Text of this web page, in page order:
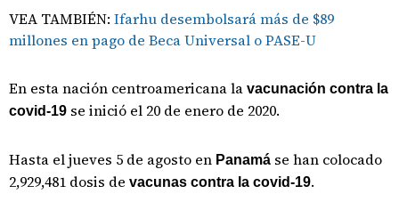
VEA TAMBIÉN: Ifarhu desembolsará más de $89
millones en pago de Beca Universal o PASE-U
En esta nación centroamericana la vacunación contra la
covid-19 se inició el 20 de enero de 2020.
Hasta el jueves 5 de agosto en Panamá se han colocado
2,929,481 dosis de vacunas contra la covid-19.